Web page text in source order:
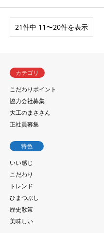
21件中 11〜20件を表示
カテゴリ
こだわりポイント
協力会社募集
大工のまささん
正社員募集
特色
いい感じ
こだわり
トレンド
ひまつぶし
歴史散策
美味しい